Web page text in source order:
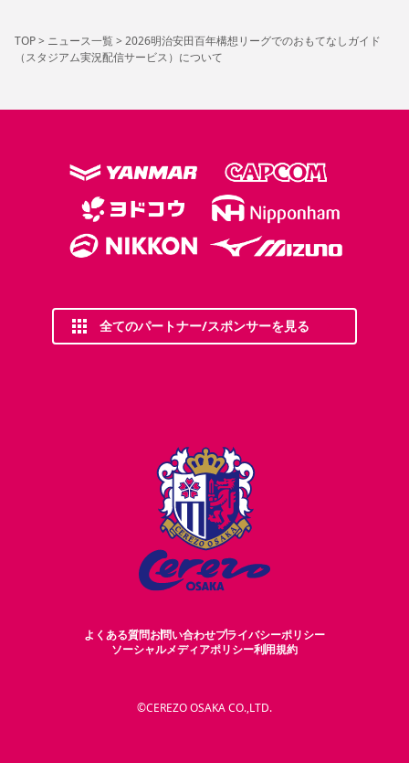
TOP> ニュース一覧> 2026明治安田百年構想リーグでのおもてなしガイド
（スタジアム実況配信サービス）について
全てのパートナー/スポンサーを見る
よくある質問お問い合わせプライバシーポリシー
ソーシャルメディアポリシー利用規約
©CEREZO OSAKA CO.,LTD.